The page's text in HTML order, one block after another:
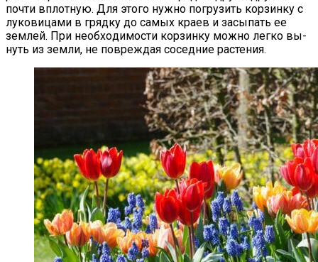
поч­ти вплот­ную. Для это­го нуж­но пог­ру­зить кор­зинку с
лу­кови­цами в гряд­ку до са­мых кра­ев и за­сыпать ее
зем­лей. При не­об­хо­димос­ти кор­зинку мож­но лег­ко вы­
нуть из зем­ли, не пов­реждая со­сед­ние рас­те­ния.